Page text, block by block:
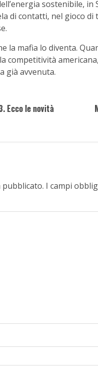
sostenibile,
di contatti, nel gioco
la mafia lo diventa.
competitività
già avvenuta.
Ecco le novità
I campi